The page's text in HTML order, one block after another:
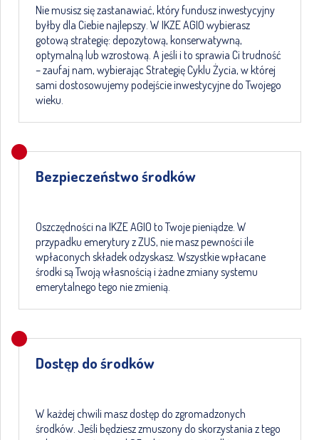
Nie musisz się zastanawiać, który fundusz inwestycyjny
byłby dla Ciebie najlepszy. W IKZE AGIO wybierasz
gotową strategię: depozytową, konserwatywną,
optymalną lub wzrostową. A jeśli i to sprawia Ci trudność
– zaufaj nam, wybierając Strategię Cyklu Życia, w której
sami dostosowujemy podejście inwestycyjne do Twojego
wieku.
Bezpieczeństwo środków
Oszczędności na IKZE AGIO to Twoje pieniądze. W
przypadku emerytury z ZUS, nie masz pewności ile
wpłaconych składek odzyskasz. Wszystkie wpłacane
środki są Twoją własnością i żadne zmiany systemu
emerytalnego tego nie zmienią.
Dostęp do środków
W każdej chwili masz dostęp do zgromadzonych
środków. Jeśli będziesz zmuszony do skorzystania z tego